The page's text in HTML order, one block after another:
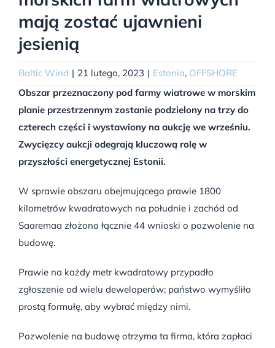
mają zostać ujawnieni
jesienią
Baltic Wind | 21 lutego, 2023 | Estonia, OFFSHORE
Obszar przeznaczony pod farmy wiatrowe w morskim
planie przestrzennym zostanie podzielony na trzy do
czterech części i wystawiony na aukcję we wrześniu.
Zwycięzcy aukcji odegrają kluczową rolę w
przyszłości energetycznej Estonii.
W sprawie obszaru obejmującego prawie 1800
kilometrów kwadratowych na południe i zachód od
Saaremaa złożono łącznie 44 wnioski o pozwolenie na
budowę.
Prawie na każdy metr kwadratowy przypadło
zgłoszenie od wielu deweloperów; państwo wymyśliło
prostą formułę, aby wybrać między nimi.
Pozwolenie na budowę otrzyma ta firma, która zapłaci